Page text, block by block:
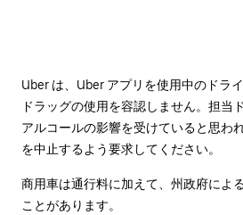
Uber は、Uber アプリを使用中のドラ
ドラッグの使用を容認しません。担当
アルコールの影響を受けていると思わ
を中止するよう要求してください。
商用車は通行料に加えて、州政府によ
ことがあります。